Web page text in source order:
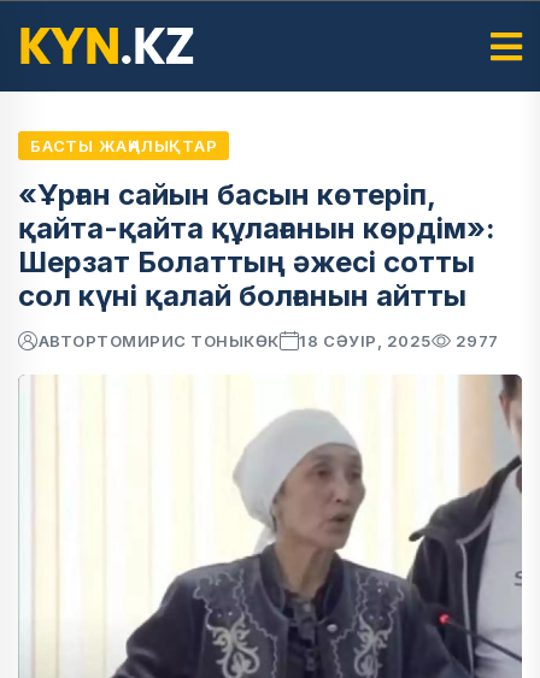
БАСТЫ ЖАҢАЛЫҚТАР
«Ұрған сайын басын көтеріп,
қайта-қайта құлағанын көрдім»:
Шерзат Болаттың әжесі сотты
сол күні қалай болғанын айтты
АВТОРТОМИРИС ТОНЫКӨК 18 СӘУІР, 2025 2977